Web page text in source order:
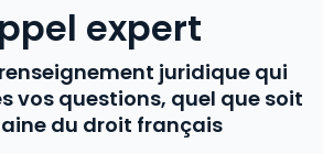
expert
juridique qui
vos questions, quel que soit
du droit français